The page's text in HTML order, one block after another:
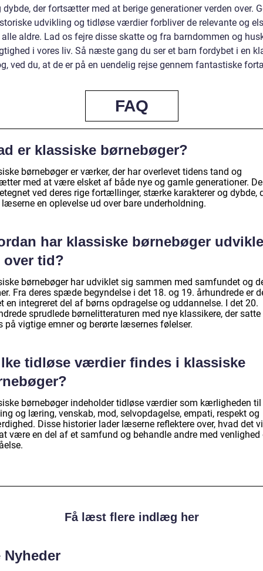
dybde, der fortsætter med at berige generationer verden over.
udvikling og tidløse værdier forbliver de relevante og
aldre. Lad os fejre disse skatte og fra barndommen og
i vores liv. Så næste gang du ser et barn fordybet i en
ved du, at de er på en uendelig rejse gennem fantastiske
FAQ
er klassiske børnebøger?
børnebøger er værker, der har overlevet tidens tand og
med at være elsket af både nye og gamle generationer.
ved deres rige fortællinger, stærke karakterer og dybde,
en oplevelse ud over bare underholdning.
har klassiske børnebøger
over tid?
børnebøger har udviklet sig sammen med samfundet og
Fra deres spæde begyndelse i det 18. og 19. århundrede er
en integreret del af børns opdragelse og uddannelse. I det 20.
sprudlede børnelitteraturen med nye klassikere, der satte
på vigtige emner og berørte læsernes følelser.
tidløse værdier findes i klassiske
børnebøger indeholder tidløse værdier som kærligheden til
og læring, venskab, mod, selvopdagelse, empati, respekt og
Disse historier lader læserne reflektere over, hvad det
være en del af et samfund og behandle andre med venlighed
Få læst flere indlæg her
Nyheder